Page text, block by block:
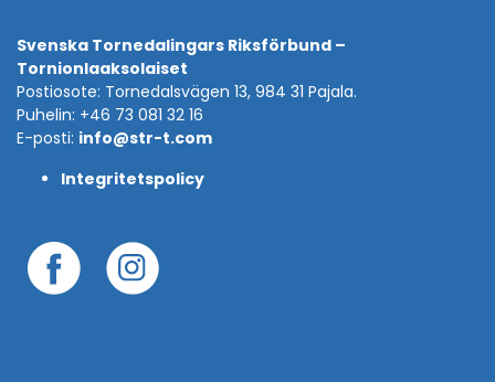
Svenska Tornedalingars Riksförbund –
Tornionlaaksolaiset
Postiosote: Tornedalsvägen 13, 984 31 Pajala.
Puhelin: +46 73 081 32 16
E-posti: info@str-t.com
Integritetspolicy